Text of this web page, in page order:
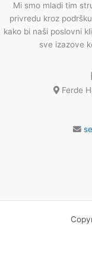
Mi smo mladi tim
privredu kroz
kako bi naši poslovni
sve izazove
Ferde